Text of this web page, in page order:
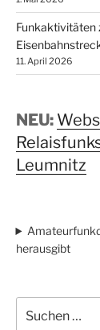
Funkaktivitäten
11. April 2026
NEU:
Leumnitz
herausgibt
nach: